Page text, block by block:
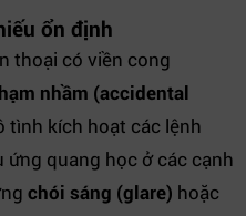
ổn định
thoại có viền cong
nhầm (accidental
tình kích hoạt các lệnh
ứng quang học ở các cạnh
chói sáng (glare) hoặc